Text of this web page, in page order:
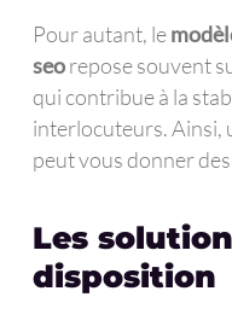
Pour autant, le
seorepose souvent
qui contribue à la
interlocuteurs. Ainsi,
peut vous donner
Les
disposition